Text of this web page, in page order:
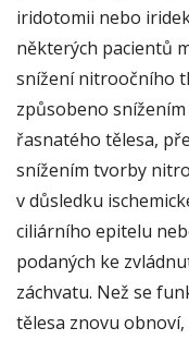
iridotomii nebo
některých pacientů
snížení nitroočního
způsobeno
řasnatého tělesa,
snížením tvorby
v důsledku
ciliárního epitelu
podaných ke
záchvatu. Než se
tělesa znovu